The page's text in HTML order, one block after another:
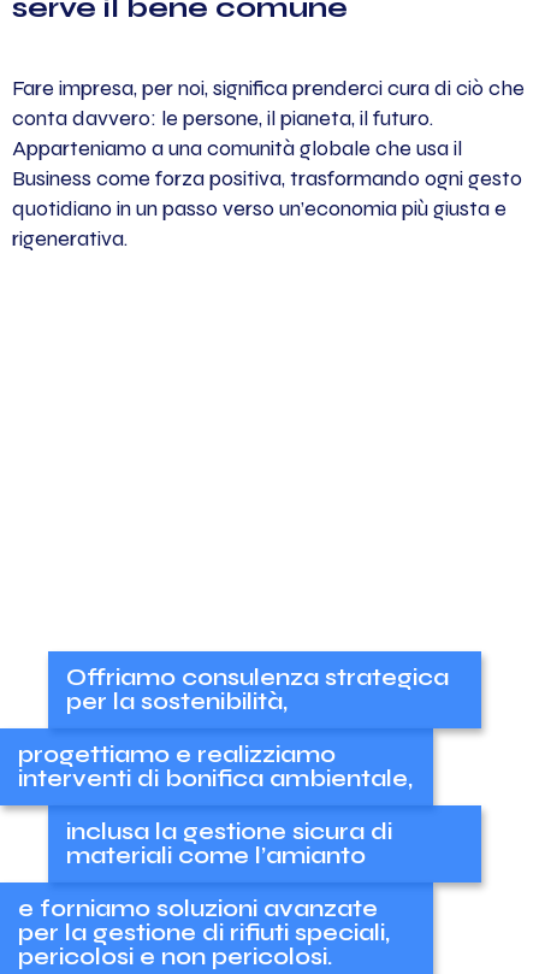
serve il bene comune
Fare impresa, per noi, significa prenderci cura di ciò che
conta davvero: le persone, il pianeta, il futuro.
Apparteniamo a una comunità globale che usa il
Business come forza positiva, trasformando ogni gesto
quotidiano in un passo verso un’economia più giusta e
rigenerativa.
Offriamo consulenza strategica
per la sostenibilità,
progettiamo e realizziamo
interventi di bonifica ambientale,
inclusa la gestione sicura di
materiali come l’amianto
e forniamo soluzioni avanzate
per la gestione di rifiuti speciali,
pericolosi e non pericolosi.